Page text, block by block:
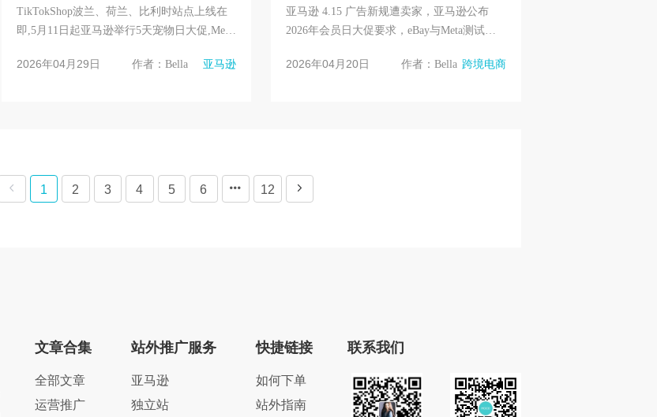
TikTokShop波兰、荷兰、比利时站点上线在
即,5月11日起亚马逊举行5天宠物日大促,Meta
贸同比增长15%创新...
2026年04月29日 作者：Bella 亚马逊
亚马逊 4.15 广告新规遭卖家，亚马逊公布
2026年会员日大促要求，eBay与Meta测试联
IPO，小红书计划将于20...
2026年04月20日 作者：Bella 跨境电商
1 2 3 4 5 6 12
文章合集
全部文章
运营推广
站外推广服务
亚马逊
独立站
快捷链接
如何下单
站外指南
联系我们